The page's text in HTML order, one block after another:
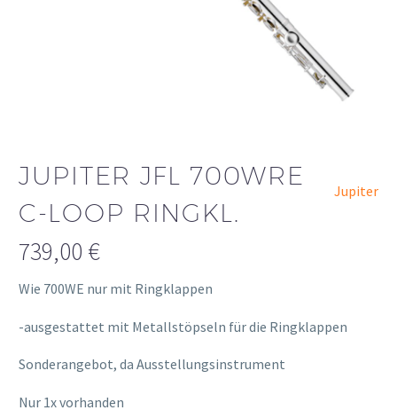
JUPITER JFL 700WRE
C-LOOP RINGKL.
Jupiter
739,00 €
Wie 700WE nur mit Ringklappen
-ausgestattet mit Metallstöpseln für die Ringklappen
Sonderangebot, da Ausstellungsinstrument
Nur 1x vorhanden